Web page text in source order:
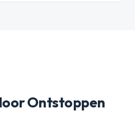
Ontstoppen